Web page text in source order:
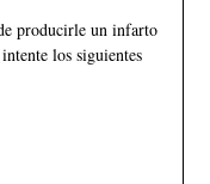
producirle un infarto
los siguientes